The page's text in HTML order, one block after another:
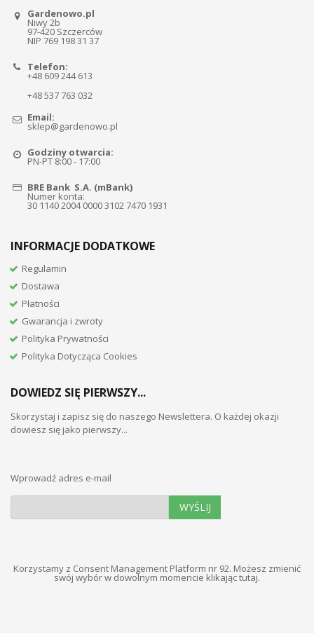
Gardenowo.pl
Niwy 2b
97-420 Szczerców
NIP 769 198 31 37
Telefon:
+48 609 244 613
+48 537 763 032
Email:
sklep@gardenowo.pl
Godziny otwarcia:
PN-PT 8:00 - 17:00
BRE Bank S.A. (mBank)
Numer konta:
30 1140 2004 0000 3102 7470 1931
INFORMACJE DODATKOWE
Regulamin
Dostawa
Płatności
Gwarancja i zwroty
Polityka Prywatności
Polityka Dotycząca Cookies
DOWIEDZ SIĘ PIERWSZY...
Skorzystaj i zapisz się do naszego Newslettera. O każdej okazji
dowiesz się jako pierwszy...
Wprowadź adres e-mail
WYŚLIJ
Korzystamy z Consent Management Platform nr 92. Możesz zmienić
swój wybór w dowolnym momencie klikając tutaj.